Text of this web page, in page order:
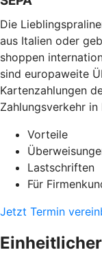
Die
aus Italien oder
shoppen
sind europaweite
Kartenzahlungen
Zahlungsverkehr
Vorteile
Lastschriften
Für
Jetzt Termin